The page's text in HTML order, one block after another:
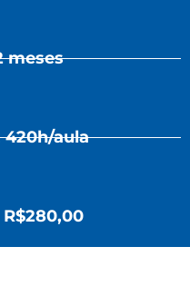
meses
420h/aula
R$280,00